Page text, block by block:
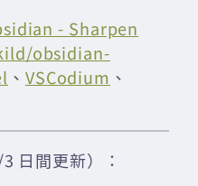
- Sharpen
obsidian-
、 VSCodium 、
日間更新）：